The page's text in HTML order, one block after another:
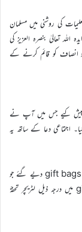
کی روشنی میں مسلمان
تعالیٰ بنصرہ العزیز کی
و انصاف کو قائم کرنے کے
پیش کیے جس میں آپ نے
اجتماعی دعا کے ساتھ یہ
اس کے بعد ایک گروپ فوٹو لیا گیا اور تمام مہمانان خصوصی کو gift bags دیے گئے جو
شعبہ تبلیغ جماعت احمدیہ یوکے کی طرف سے تھے۔ ان gift bags میں درجہ ذیل لٹریچر تحفۃً